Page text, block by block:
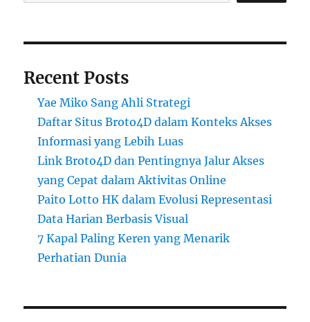
Recent Posts
Yae Miko Sang Ahli Strategi
Daftar Situs Broto4D dalam Konteks Akses
Informasi yang Lebih Luas
Link Broto4D dan Pentingnya Jalur Akses
yang Cepat dalam Aktivitas Online
Paito Lotto HK dalam Evolusi Representasi
Data Harian Berbasis Visual
7 Kapal Paling Keren yang Menarik
Perhatian Dunia